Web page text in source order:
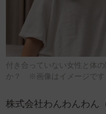
付き合っていない女性と体
か？ ※画像はイメージです
株式会社わんわんわん